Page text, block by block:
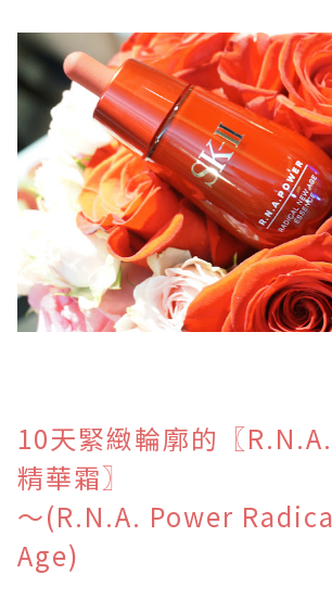
10天緊緻輪廓的 〖
精華霜〗
～(R.N.A. Power
Age)